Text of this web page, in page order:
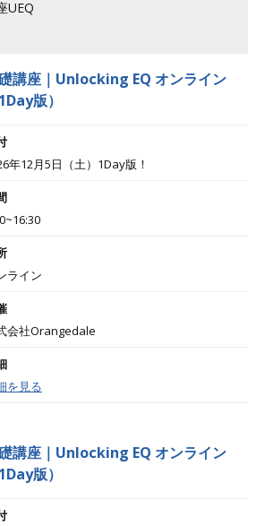
UEQ
講座｜Unlocking EQ オンライン
1Day版）
年12月5日（土）1Day版！
ライン
会社Orangedale
を見る
講座｜Unlocking EQ オンライン
1Day版）